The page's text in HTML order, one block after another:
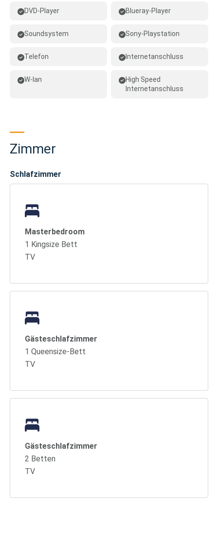
DVD-Player Blueray-Player
Soundsystem Sony-Playstation
Telefon Internetanschluss
W-lan
High Speed
Internetanschluss
Zimmer
Schlafzimmer
Masterbedroom
1 Kingsize Bett
TV
Gästeschlafzimmer
1 Queensize-Bett
TV
Gästeschlafzimmer
2 Betten
TV